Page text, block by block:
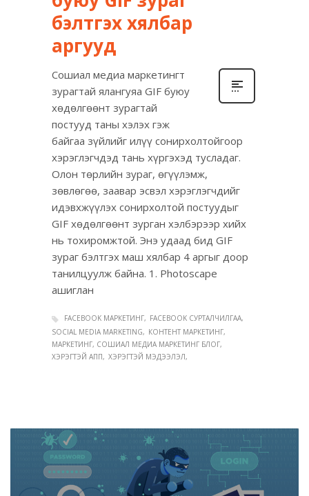
бэлтгэх хялбар
аргууд
Сошиал медиа маркетингт
зурагтай ялангуяа GIF буюу
хөдөлгөөнт зурагтай
постууд таны хэлэх гэж
байгаа зүйлийг илүү сонирхолтойгоор
хэрэглэгчдэд тань хүргэхэд тусладаг.
Олон төрлийн зураг, өгүүлэмж,
зөвлөгөө, заавар эсвэл хэрэглэгчдийг
идэвхжүүлэх сонирхолтой постуудыг
GIF хөдөлгөөнт зурган хэлбэрээр хийх
нь тохиромжтой. Энэ удаад бид GIF
зураг бэлтгэх маш хялбар 4 аргыг доор
танилцуулж байна. 1. Photoscape
ашиглан
FACEBOOK МАРКЕТИНГ
FACEBOOK СУРТАЛЧИЛГАА
SOCIAL MEDIA MARKETING
КОНТЕНТ МАРКЕТИНГ
МАРКЕТИНГ, СОШИАЛ МЕДИА МАРКЕТИНГ БЛОГ
ХЭРЭГТЭЙ АПП
ХЭРЭГТЭЙ МЭДЭЭЛЭЛ